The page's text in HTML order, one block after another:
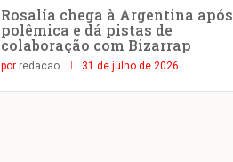
Rosalía chega à Argentina após
polêmica e dá pistas de
colaboração com Bizarrap
por redacao 31 de julho de 2026